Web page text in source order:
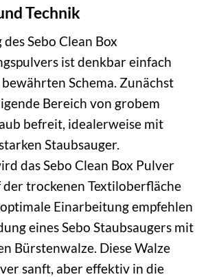
Technik
Sebo Clean Box
ist denkbar einfach
Schema. Zunächst
Bereich von grobem
befreit, idealerweise mit
Staubsauger.
das Sebo Clean Box Pulver
der trockenen Textiloberfläche
Einarbeitung empfehlen
eines Sebo Staubsaugers mit
Bürstenwalze. Diese Walze
sanft, aber effektiv in die